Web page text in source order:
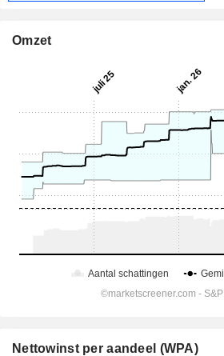
Omzet
Nettowinst per aandeel (WPA)